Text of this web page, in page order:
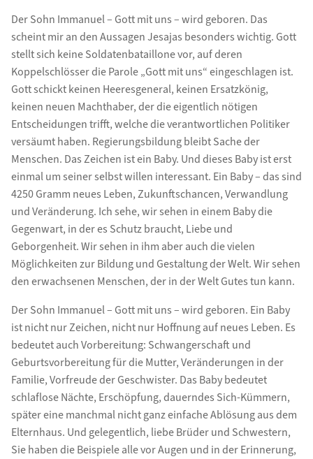
Der Sohn Immanuel – Gott mit uns – wird geboren. Das
scheint mir an den Aussagen Jesajas besonders wichtig. Gott
stellt sich keine Soldatenbataillone vor, auf deren
Koppelschlösser die Parole „Gott mit uns“ eingeschlagen ist.
Gott schickt keinen Heeresgeneral, keinen Ersatzkönig,
keinen neuen Machthaber, der die eigentlich nötigen
Entscheidungen trifft, welche die verantwortlichen Politiker
versäumt haben. Regierungsbildung bleibt Sache der
Menschen. Das Zeichen ist ein Baby. Und dieses Baby ist erst
einmal um seiner selbst willen interessant. Ein Baby – das sind
4250 Gramm neues Leben, Zukunftschancen, Verwandlung
und Veränderung. Ich sehe, wir sehen in einem Baby die
Gegenwart, in der es Schutz braucht, Liebe und
Geborgenheit. Wir sehen in ihm aber auch die vielen
Möglichkeiten zur Bildung und Gestaltung der Welt. Wir sehen
den erwachsenen Menschen, der in der Welt Gutes tun kann.
Der Sohn Immanuel – Gott mit uns – wird geboren. Ein Baby
ist nicht nur Zeichen, nicht nur Hoffnung auf neues Leben. Es
bedeutet auch Vorbereitung: Schwangerschaft und
Geburtsvorbereitung für die Mutter, Veränderungen in der
Familie, Vorfreude der Geschwister. Das Baby bedeutet
schlaflose Nächte, Erschöpfung, dauerndes Sich-Kümmern,
später eine manchmal nicht ganz einfache Ablösung aus dem
Elternhaus. Und gelegentlich, liebe Brüder und Schwestern,
Sie haben die Beispiele alle vor Augen und in der Erinnerung,